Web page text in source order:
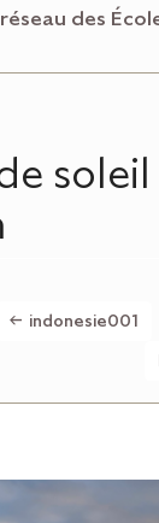
des
Balangan
soleil
indonesie001